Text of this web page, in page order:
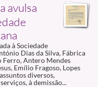
avulsa
à Sociedade
Dias da Silva, Fábrica
Ferro, Antero Mendes
Emílio Fragoso, Lopes
diversos,
à demissão...